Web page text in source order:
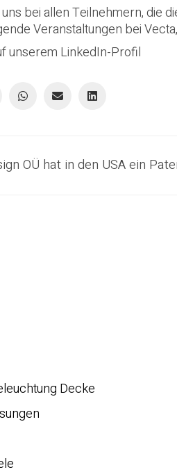
bei allen Teilnehmern, die
Veranstaltungen bei
unserem LinkedIn-Profil
OÜ hat in den USA ein
Decke